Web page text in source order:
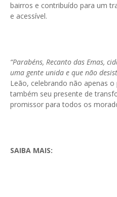
bairros e contribuído para um
e acessível.
“Parabéns, Recanto das Emas,
uma gente unida e que não
Leão, celebrando não apenas
também seu presente de
promissor para todos os
SAIBA MAIS: